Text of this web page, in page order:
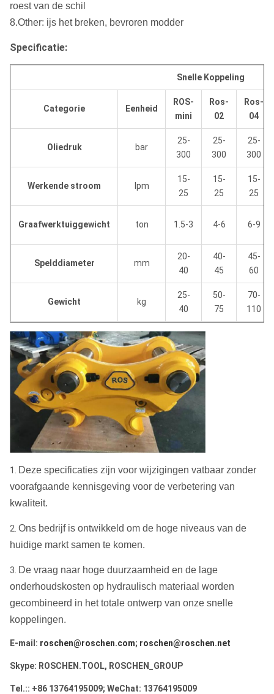
roest van de schil
8.Other: ijs het breken, bevroren modder
Specificatie:
Snelle Koppeling
Categorie Eenheid
ROS-
mini
Ros-
02
Ros-
04
Oliedruk bar
25-
300
25-
300
25-
300
Werkende stroom lpm
15-
25
15-
25
15-
25
Graafwerktuiggewicht ton 1.5-3 4-6 6-9
Spelddiameter mm
20-
40
40-
45
45-
60
Gewicht kg
25-
40
50-
75
70-
110
1.
Deze specificaties zijn voor wijzigingen vatbaar zonder
voorafgaande kennisgeving voor de verbetering van
kwaliteit.
2. Ons bedrijf is ontwikkeld om de hoge niveaus van de
huidige markt samen te komen.
3. De vraag naar hoge duurzaamheid en de lage
onderhoudskosten op hydraulisch materiaal worden
gecombineerd in het totale ontwerp van onze snelle
koppelingen.
E-mail: roschen@roschen.com; roschen@roschen.net
Skype: ROSCHEN.TOOL, ROSCHEN_GROUP
Tel.:: +86 13764195009; WeChat: 13764195009